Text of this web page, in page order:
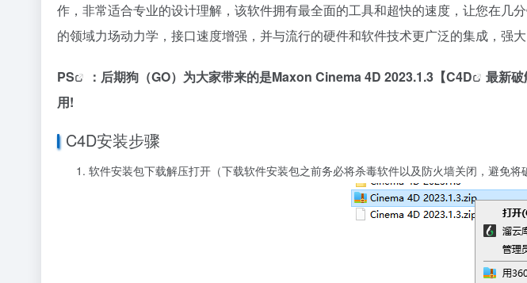
作，非常适合专业的设计理解，该软件拥有最全面的工具和超快的速度，让您在
的领域力场动力学，接口速度增强，并与流行的硬件和软件技术更广泛的集成，强
PS ： 后期狗（GO） 为大家带来的是Maxon Cinema 4D 2023.1.3【C4D
最新
用!
C4D安装步骤
软件安装包下载解压打开（下载软件安装包之前务必将杀毒软件以及防火墙关闭，避免将